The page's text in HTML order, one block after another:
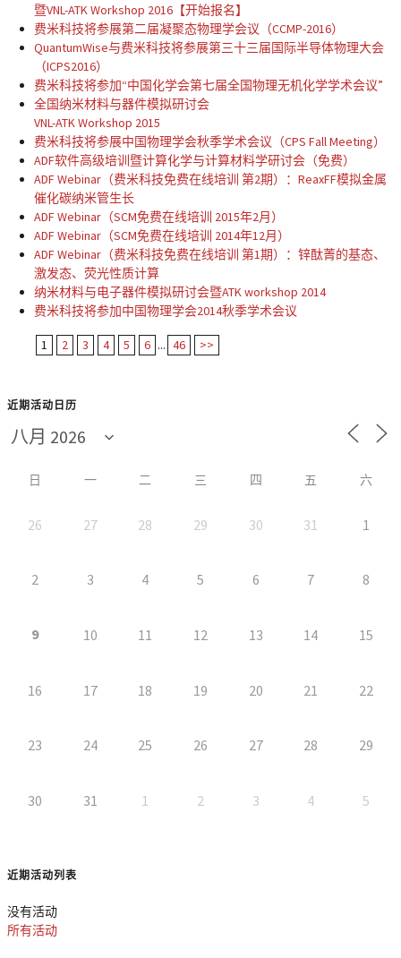
暨VNL-ATK Workshop 2016【开始报名】
费米科技将参展第二届凝聚态物理学会议（CCMP-2016）
QuantumWise与费米科技将参展第三十三届国际半导体物理大会
（ICPS2016）
费米科技将参加“中国化学会第七届全国物理无机化学学术会议”
全国纳米材料与器件模拟研讨会
VNL-ATK Workshop 2015
费米科技将参展中国物理学会秋季学术会议（CPS Fall Meeting）
ADF软件高级培训暨计算化学与计算材料学研讨会（免费）
ADF Webinar（费米科技免费在线培训 第2期）：ReaxFF模拟金属
催化碳纳米管生长
ADF Webinar（SCM免费在线培训 2015年2月）
ADF Webinar（SCM免费在线培训 2014年12月）
ADF Webinar（费米科技免费在线培训 第1期）：锌酞菁的基态、
激发态、荧光性质计算
纳米材料与电子器件模拟研讨会暨ATK workshop 2014
费米科技将参加中国物理学会2014秋季学术会议
1 2 3 4 5 6 ... 46 >>
近期活动日历
日 一 二 三 四 五 六
26 27 28 29 30 31 1
2 3 4 5 6 7 8
9 10 11 12 13 14 15
16 17 18 19 20 21 22
23 24 25 26 27 28 29
30 31 1 2 3 4 5
近期活动列表
没有活动
所有活动